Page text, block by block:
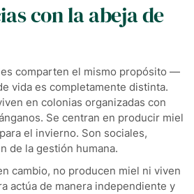
con la abeja de
comparten el mismo propósito —
vida es completamente distinta.
en colonias organizadas con
Se centran en producir miel
el invierno. Son sociales,
de la gestión humana.
cambio, no producen miel ni viven
actúa de manera independiente y